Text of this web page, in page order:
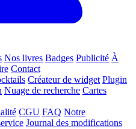
Nos livres Badges Publicité À
Contact
Créateur de widget Plugin
Nuage de recherche Cartes
CGU FAQ Notre
Journal des modifications